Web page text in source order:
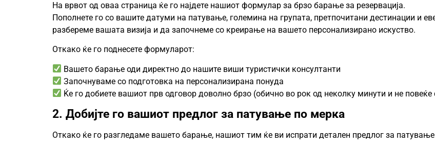
На врвот од оваа страница ќе го најдете нашиот формулар за брзо барање за резервација.
Пополнете го со вашите датуми на патување, големина на групата, претпочитани дестинации и
разбереме вашата визија и да започнеме со креирање на вашето персонализирано искуство.
Откако ќе го поднесете формуларот:
Вашето барање оди директно до нашите виши туристички консултанти
Започнуваме со подготовка на персонализирана понуда
Ќе го добиете вашиот прв одговор доволно брзо (обично во рок од неколку минути и не
2. Добијте го вашиот предлог за патување по мерка
Откако ќе го разгледаме вашето барање, нашиот тим ќе ви испрати детален предлог за